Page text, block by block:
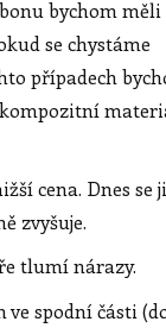
bychom měli
se chystáme
případech
kompozitní
cena. Dnes se
zvyšuje.
tlumí nárazy.
ve spodní části